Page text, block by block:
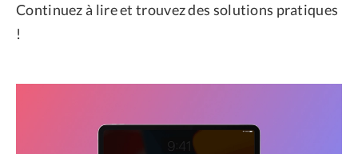
Continuez à lire et trouvez des solutions pratiques
!